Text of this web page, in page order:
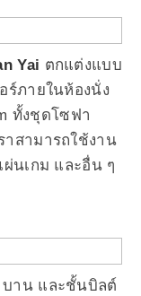
Yai ตกแต่งแบบ
ร์ภายในห้องนั่ง
ทั้งชุดโซฟา
าสามารถใช้งาน
นเกม และอื่น ๆ
บาน และชั้นบิลต์